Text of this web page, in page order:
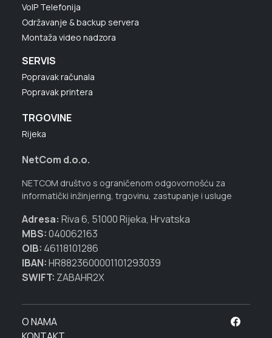
VoIP Telefonija
Održavanje & backup servera
Montaža video nadzora
SERVIS
Popravak računala
Popravak printera
TRGOVINE
Rijeka
NetCom d.o.o.
NETCOM društvo s ograničenom odgovornošću za
informatički inžinjering, trgovinu, zastupanje i usluge
Adresa: Riva 6, 51000 Rijeka, Hrvatska
MBS:040062163
OIB: 46118101286
IBAN:HR8823600001101293039
SWIFT: ZABAHR2X
O NAMA